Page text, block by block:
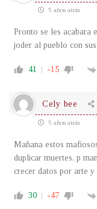
5 años atrás
Pronto se les acabara
joder al pueblo con
41 -15
Cely bee
5 años atrás
Mañana estos
duplicar muertes, p
crecer datos por arte
30 -47